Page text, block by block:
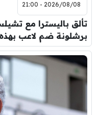
2026/08/08 - 21:00
تألق باليسترا مع
برشلونة ضم لاعب